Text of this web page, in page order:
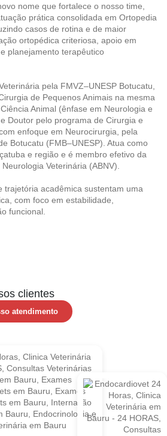
nome que fortalece o nosso time,
prática consolidada em Ortopedia
casos de rotina e de maior
ortopédica criteriosa, apoio em
planejamento terapêutico
pela FMVZ–UNESP Botucatu,
de Pequenos Animais na mesma
Animal (ênfase em Neurologia e
Doutor pelo programa de Cirurgia e
enfoque em Neurocirurgia, pela
Botucatu (FMB–UNESP). Atua como
e região e é membro efetivo da
Veterinária (ABNV).
trajetória acadêmica sustentam uma
com foco em estabilidade,
funcional.
clientes
atendimento